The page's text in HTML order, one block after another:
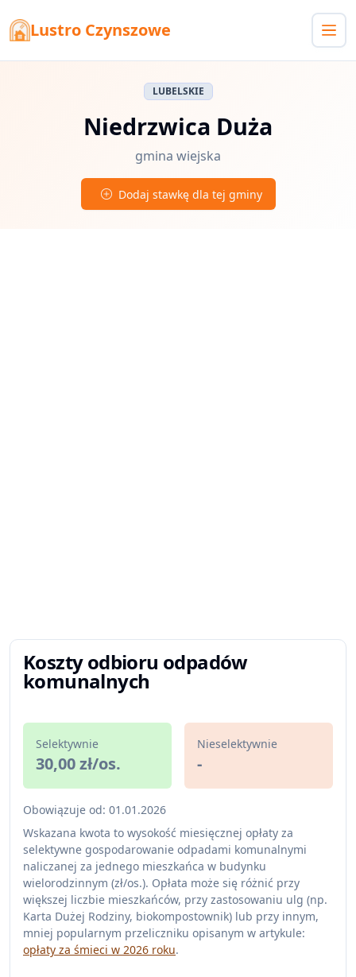
Lustro Czynszowe
LUBELSKIE
Niedrzwica Duża
gmina wiejska
Dodaj stawkę dla tej gminy
Koszty odbioru odpadów
komunalnych
Selektywnie
30,00 zł/os.
Nieselektywnie
-
Obowiązuje od: 01.01.2026
Wskazana kwota to wysokość miesięcznej opłaty za
selektywne gospodarowanie odpadami komunalnymi
naliczanej za jednego mieszkańca w budynku
wielorodzinnym (zł/os.). Opłata może się różnić przy
większej liczbie mieszkańców, przy zastosowaniu ulg (np.
Karta Dużej Rodziny, biokompostownik) lub przy innym,
mniej popularnym przeliczniku opisanym w artykule:
opłaty za śmieci w 2026 roku.